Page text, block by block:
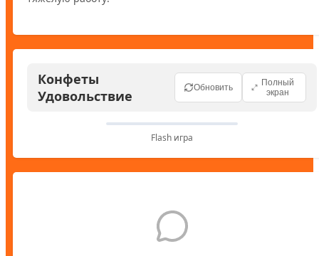
Конфеты
Удовольствие
Обновить
Полный
экран
Flash игра